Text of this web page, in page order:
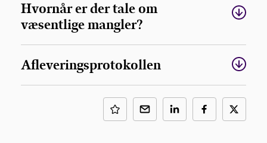
Hvornår er der tale om
væsentlige mangler?
Afleveringsprotokollen